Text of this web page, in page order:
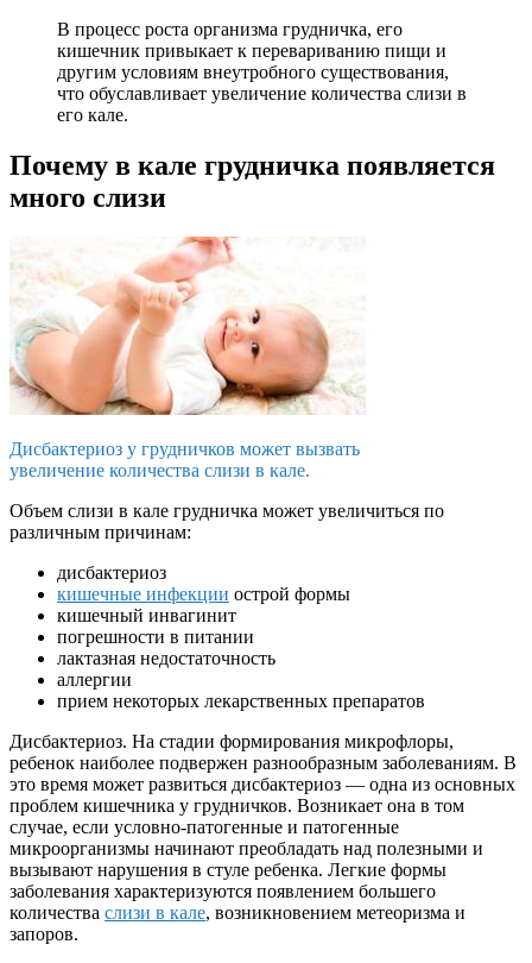
В процесс роста организма грудничка, его
кишечник привыкает к перевариванию пищи и
другим условиям внеутробного существования,
что обуславливает увеличение количества слизи в
его кале.
Почему в кале грудничка появляется
много слизи
Дисбактериоз у грудничков может вызвать
увеличение количества слизи в кале.
Объем слизи в кале грудничка может увеличиться по
различным причинам:
дисбактериоз
кишечные инфекции острой формы
кишечный инвагинит
погрешности в питании
лактазная недостаточность
аллергии
прием некоторых лекарственных препаратов
Дисбактериоз. На стадии формирования микрофлоры,
ребенок наиболее подвержен разнообразным заболеваниям. В
это время может развиться дисбактериоз — одна из основных
проблем кишечника у грудничков. Возникает она в том
случае, если условно-патогенные и патогенные
микроорганизмы начинают преобладать над полезными и
вызывают нарушения в стуле ребенка. Легкие формы
заболевания характеризуются появлением большего
количества слизи в кале, возникновением метеоризма и
запоров.